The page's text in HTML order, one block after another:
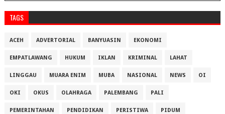
TAGS
ACEH ADVERTORIAL BANYUASIN EKONOMI
EMPATLAWANG HUKUM IKLAN KRIMINAL LAHAT
LINGGAU MUARA ENIM MUBA NASIONAL NEWS OI
OKI OKUS OLAHRAGA PALEMBANG PALI
PEMERINTAHAN PENDIDIKAN PERISTIWA PIDUM